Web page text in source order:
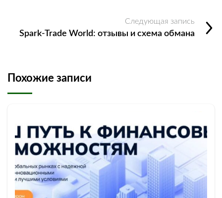
Следующая запись
Spark-Trade World: отзывы и схема обмана
Похожие записи